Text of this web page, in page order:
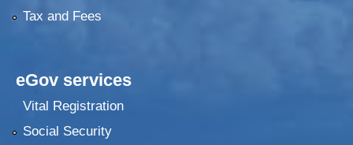
Tax and Fees
eGov services
Vital Registration
Social Security